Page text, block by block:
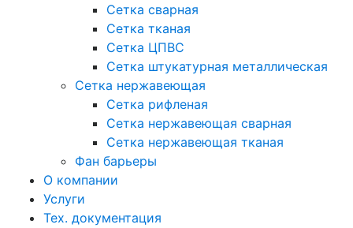
Сетка сварная
Сетка тканая
Сетка ЦПВС
Сетка штукатурная металлическая
Сетка нержавеющая
Сетка рифленая
Сетка нержавеющая сварная
Сетка нержавеющая тканая
Фан барьеры
О компании
Услуги
Тех. документация